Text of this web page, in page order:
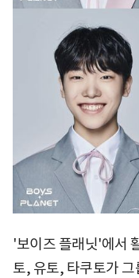
'보이즈 플래닛'에서
토, 유토, 타쿠토가